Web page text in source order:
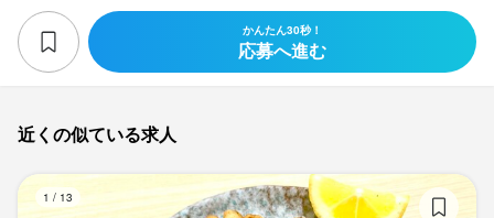
かんたん30秒！
応募へ進む
近くの似ている求人
1 / 13